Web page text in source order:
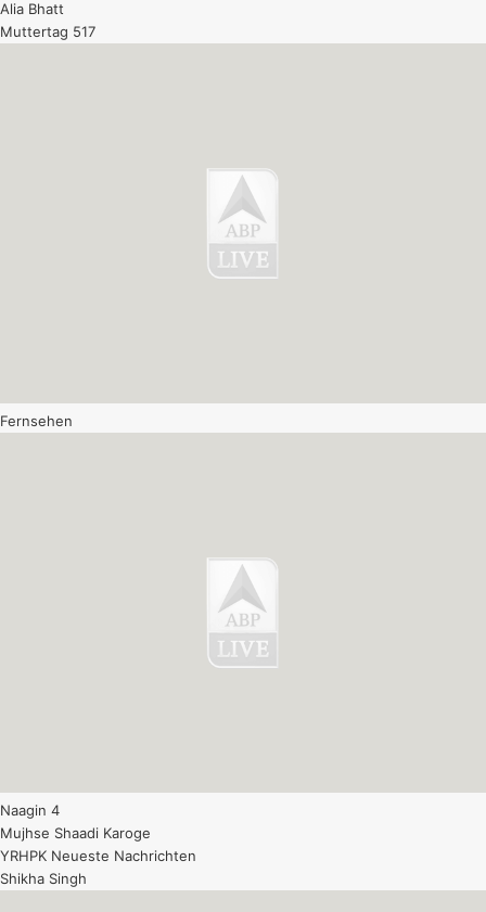
Alia Bhatt
Muttertag 517
Fernsehen
Naagin 4
Mujhse Shaadi Karoge
YRHPK Neueste Nachrichten
Shikha Singh